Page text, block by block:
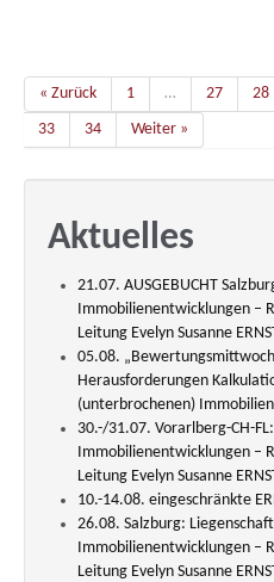
« Zurück 1 … 27 28
33
34 Weiter »
Aktuelles
21.07. AUSGEBUCHT
Immobilienentwicklungen –
Leitung Evelyn Susanne
05.08.
Herausforderungen
(unterbrochenen)
30.-/31.07. Vorarlberg-CH-
Immobilienentwicklungen –
Leitung Evelyn Susanne
10.-14.08. eingeschränkte
26.08. Salzburg:
Immobilienentwicklungen –
Leitung Evelyn Susanne